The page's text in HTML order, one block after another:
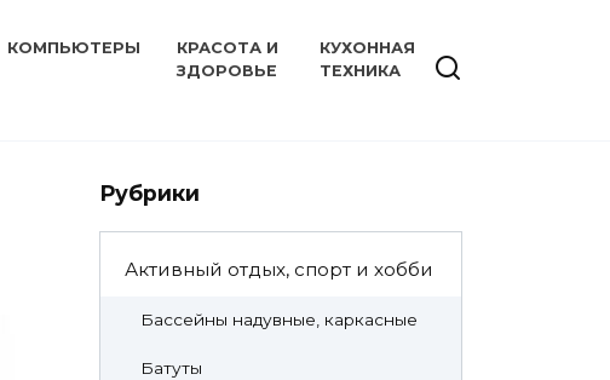
КОМПЬЮТЕРЫ
КРАСОТА И
ЗДОРОВЬЕ
КУХОННАЯ
ТЕХНИКА
Рубрики
Активный отдых, спорт и хобби
Бассейны надувные, каркасные
Батуты